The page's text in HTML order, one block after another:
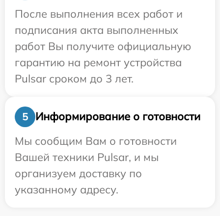
После выполнения всех работ и
подписания акта выполненных
работ Вы получите официальную
гарантию на ремонт устройства
Pulsar сроком до 3 лет.
5
Информирование о готовности
Мы сообщим Вам о готовности
Вашей техники Pulsar, и мы
организуем доставку по
указанному адресу.